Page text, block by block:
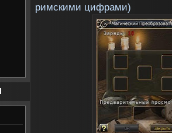
римскими цифрами)